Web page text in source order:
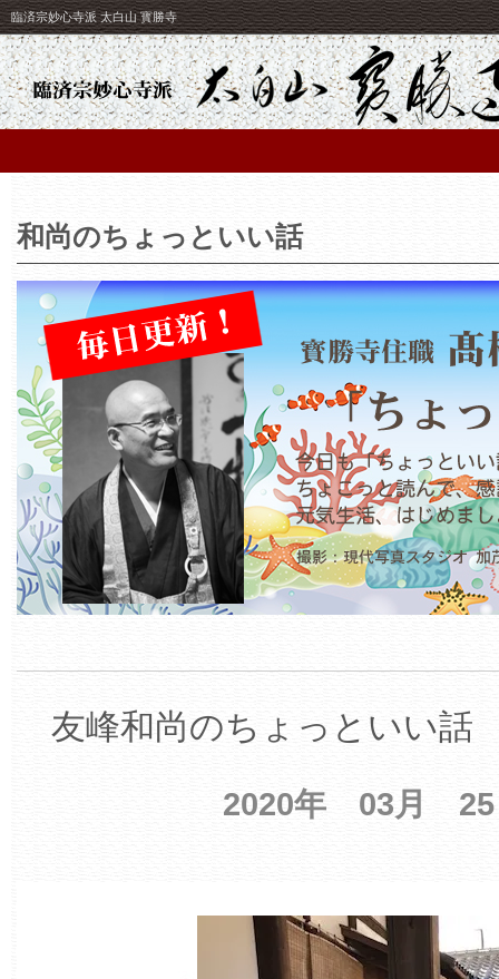
臨済宗妙心寺派 太白山 寳勝寺
和尚のちょっといい話
友峰和尚のちょっといい話
2020年 03月